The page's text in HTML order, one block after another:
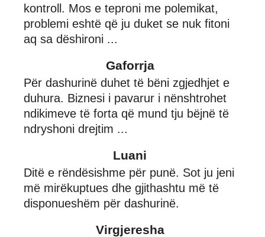
kontroll. Mos e teproni me polemikat,
problemi eshtë që ju duket se nuk fitoni
aq sa dëshironi ...
Gaforrja
Për dashurinë duhet të bëni zgjedhjet e
duhura. Biznesi i pavarur i nënshtrohet
ndikimeve të forta që mund tju bëjnë të
ndryshoni drejtim ...
Luani
Ditë e rëndësishme për punë. Sot ju jeni
më mirëkuptues dhe gjithashtu më të
disponueshëm për dashurinë.
Virgjeresha